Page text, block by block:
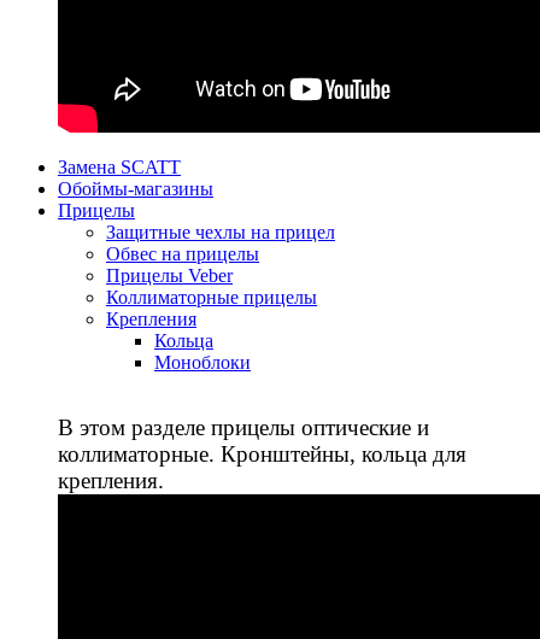
Замена SCATT
Обоймы-магазины
Прицелы
Защитные чехлы на прицел
Обвес на прицелы
Прицелы Veber
Коллиматорные прицелы
Крепления
Кольца
Моноблоки
В этом разделе прицелы оптические и
коллиматорные. Кронштейны, кольца для
крепления.